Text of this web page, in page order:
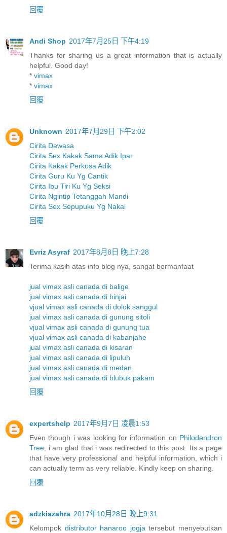
回覆
Andi Shop 2017年7月25日 下午4:19
Thanks for sharing us a great information that is actually
helpful. Good day!
* vimax
* vimax
回覆
Unknown 2017年7月29日 下午2:02
Cirita Dewasa
Cirita Sex Kakak Sama Adik Ipar
Cirita Kakak Perkosa Adik
Cirita Guru Ku Yg Cantik
Cirita Ibu Tiri Ku Yg Seksi
Cirita Ngintip Tetanggah Mandi
Cirita Sex Sepupuku Yg Nakal
回覆
Evriz Asyraf 2017年8月8日 晚上7:28
Terima kasih atas info blog nya, sangat bermanfaat
jual vimax asli canada di balige
jual vimax asli canada di binjai
vjual vimax asli canada di dolok sanggul
jual vimax asli canada di gunung sitoli
vjual vimax asli canada di gunung tua
vjual vimax asli canada di kabanjahe
jual vimax asli canada di kisaran
jual vimax asli canada di lipuluh
jual vimax asli canada di medan
jual vimax asli canada di blubuk pakam
回覆
expertshelp 2017年9月7日 凌晨1:53
Even though i was looking for information on Philodendron
Tree , i am glad that i was redirected to this post. Its a page
that have very professional and helpful information, which i
can actually term as very reliable. Kindly keep on sharing.
回覆
adzkiazahra 2017年10月28日 晚上9:31
Kelompok distributor hanaroo jogja tersebut menyebutkan